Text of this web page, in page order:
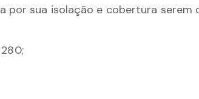
por sua isolação e cobertura serem